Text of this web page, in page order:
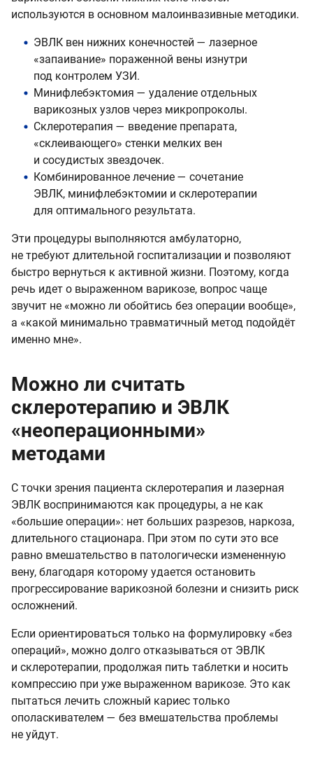
используются в основном малоинвазивные методики.
ЭВЛК вен нижних конечностей — лазерное
«запаивание» пораженной вены изнутри
под контролем УЗИ.
Минифлебэктомия — удаление отдельных
варикозных узлов через микропроколы.
Склеротерапия — введение препарата,
«склеивающего» стенки мелких вен
и сосудистых звездочек.
Комбинированное лечение — сочетание
ЭВЛК, минифлебэктомии и склеротерапии
для оптимального результата.
Эти процедуры выполняются амбулаторно,
не требуют длительной госпитализации и позволяют
быстро вернуться к активной жизни. Поэтому, когда
речь идет о выраженном варикозе, вопрос чаще
звучит не «можно ли обойтись без операции вообще»,
а «какой минимально травматичный метод подойдёт
именно мне».
Можно ли считать
склеротерапию и ЭВЛК
«неоперационными»
методами
С точки зрения пациента склеротерапия и лазерная
ЭВЛК воспринимаются как процедуры, а не как
«большие операции»: нет больших разрезов, наркоза,
длительного стационара. При этом по сути это все
равно вмешательство в патологически измененную
вену, благодаря которому удается остановить
прогрессирование варикозной болезни и снизить риск
осложнений.
Если ориентироваться только на формулировку «без
операций», можно долго отказываться от ЭВЛК
и склеротерапии, продолжая пить таблетки и носить
компрессию при уже выраженном варикозе. Это как
пытаться лечить сложный кариес только
ополаскивателем — без вмешательства проблемы
не уйдут.